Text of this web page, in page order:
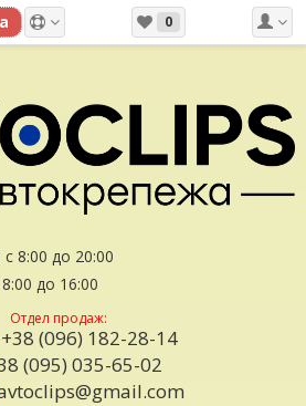
0
8:00 до 20:00
до 16:00
Отдел продаж:
+38 (096) 182-28-14
(095) 035-65-02